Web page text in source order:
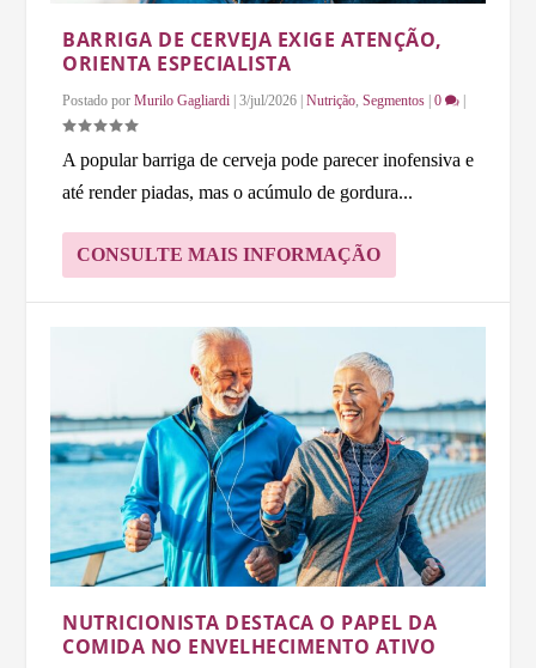
BARRIGA DE CERVEJA EXIGE ATENÇÃO,
ORIENTA ESPECIALISTA
Postado porMurilo Gagliardi |3/jul/2026 |Nutrição ,Segmentos |0 |
A popular barriga de cerveja pode parecer inofensiva e
até render piadas, mas o acúmulo de gordura...
CONSULTE MAIS INFORMAÇÃO
NUTRICIONISTA DESTACA O PAPEL DA
COMIDA NO ENVELHECIMENTO ATIVO